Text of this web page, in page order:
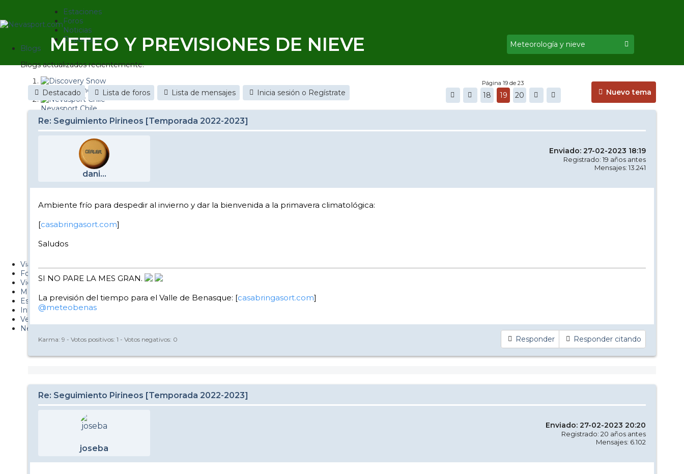
Estaciones
Foros
Noticias
Reportajes
Blogs
Blogs actualizados recientemente:
Discovery Snow
Nevasport Chile
Esquiaryviajar.com
nevasport blog
Diario de un friki
Viajes
Fotos
Videos
Material
Esquí Pro
Infonieve
Verano
Nevalog
METEO Y PREVISIONES DE NIEVE
Nuevo tema
Destacado Lista de foros Lista de mensajes Inicia sesión o Regístrate
Página 19 de 23
18 19 20
Re: Seguimiento Pirineos [Temporada 2022-2023]
dani...
Enviado: 27-02-2023 18:19
Registrado: 19 años antes
Mensajes: 13.241
Ambiente frío para despedir al invierno y dar la bienvenida a la primavera climatológica:
[casabringasort.com]
Saludos
SI NO PARE LA MES GRAN.
La previsión del tiempo para el Valle de Benasque: [casabringasort.com]
@meteobenas
Responder Responder citando
Karma: 9 - Votos positivos: 1 - Votos negativos: 0
Re: Seguimiento Pirineos [Temporada 2022-2023]
joseba
Enviado: 27-02-2023 20:20
Registrado: 20 años antes
Mensajes: 6.102